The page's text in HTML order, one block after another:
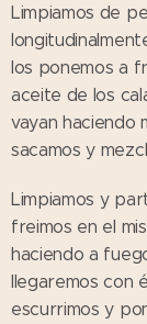
Limpiamos de
los ponemos a
aceite de los
vayan haciendo
sacamos y
Limpiamos y
freimos en el
haciendo a
llegaremos con
escurrimos y